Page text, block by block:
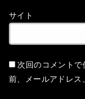
サイト
次回のコメント
前、メールアドレス